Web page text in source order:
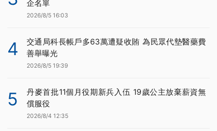
企名單
2026/8/5 16:03
4
交通局科長帳戶多63萬遭疑收賄 為民眾代墊醫藥費
善舉曝光
2026/8/5 19:39
5
丹麥首批11個月役期新兵入伍 19歲公主放棄薪資無
償服役
2026/8/4 12:35